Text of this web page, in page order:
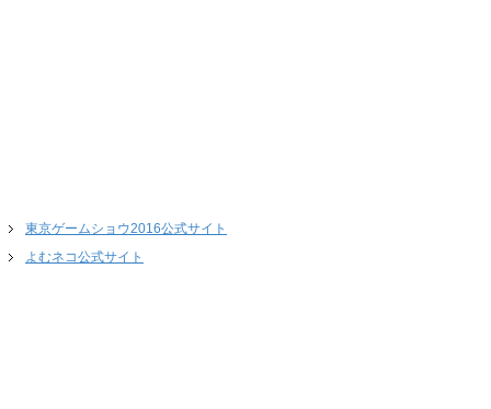
東京ゲームショウ2016公式サイト
よむネコ公式サイト